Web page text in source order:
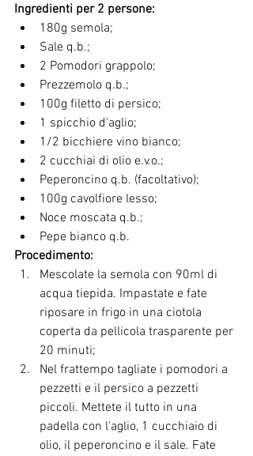
Ingredienti per 2 persone:
180g semola;
Sale q.b.;
2 Pomodori grappolo;
Prezzemolo q.b.;
100g filetto di persico;
1 spicchio d'aglio;
1/2 bicchiere vino bianco;
2 cucchiai di olio e.v.o.;
Peperoncino q.b. (facoltativo);
100g cavolfiore lesso;
Noce moscata q.b.;
Pepe bianco q.b.
Procedimento:
Mescolate la semola con 90ml di
acqua tiepida. Impastate e fate
riposare in frigo in una ciotola
coperta da pellicola trasparente per
20 minuti;
Nel frattempo tagliate i pomodori a
pezzetti e il persico a pezzetti
piccoli. Mettete il tutto in una
padella con l'aglio, 1 cucchiaio di
olio, il peperoncino e il sale. Fate